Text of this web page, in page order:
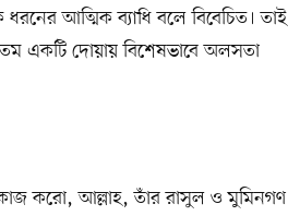
আত্মিক ব্যাধি বলে বিবেচিত। তাই
একটি দোয়ায় বিশেষভাবে অলসতা
করো, আল্লাহ, তাঁর রাসুল ও মুমিনগণ